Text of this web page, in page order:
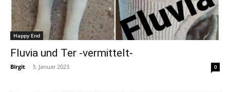
Happy End
Fluvia und Ter -vermittelt-
Birgit - 3. Januar 2023 0